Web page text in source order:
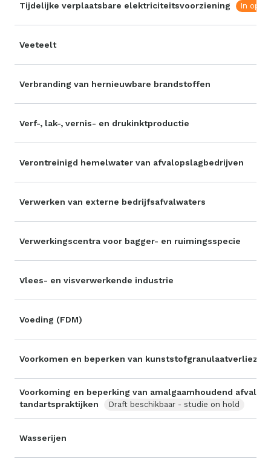
Tijdelijke verplaatsbare elektriciteitsvoorziening In
Veeteelt
Verbranding van hernieuwbare brandstoffen
Verf-, lak-, vernis- en drukinktproductie
Verontreinigd hemelwater van afvalopslagbedrijven
Verwerken van externe bedrijfsafvalwaters
Verwerkingscentra voor bagger- en ruimingsspecie
Vlees- en visverwerkende industrie
Voeding (FDM)
Voorkomen en beperken van kunststofgranulaatverliezen
Voorkoming en beperking van amalgaamhoudend
tandartspraktijken
Draft beschikbaar - studie on hold
Wasserijen